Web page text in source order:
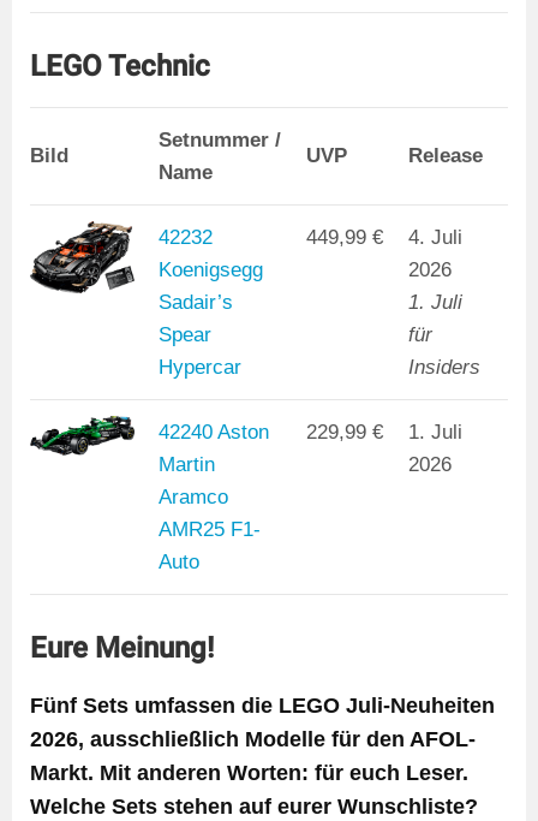
LEGO Technic
Bild
Setnummer /
Name
UVP Release
42232
Koenigsegg
Sadair’s
Spear
Hypercar
449,99 €
4. Juli
2026
1. Juli
für
Insiders
42240 Aston
Martin
Aramco
AMR25 F1-
Auto
229,99 €
1. Juli
2026
Eure Meinung!
Fünf Sets umfassen die LEGO Juli-Neuheiten
2026, ausschließlich Modelle für den AFOL-
Markt. Mit anderen Worten: für euch Leser.
Welche Sets stehen auf eurer Wunschliste?